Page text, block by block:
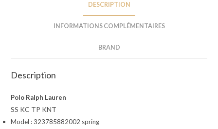
DESCRIPTION
INFORMATIONS COMPLÉMENTAIRES
BRAND
Description
Polo Ralph Lauren
SS KC TP KNT
Model : 323785882002 spring